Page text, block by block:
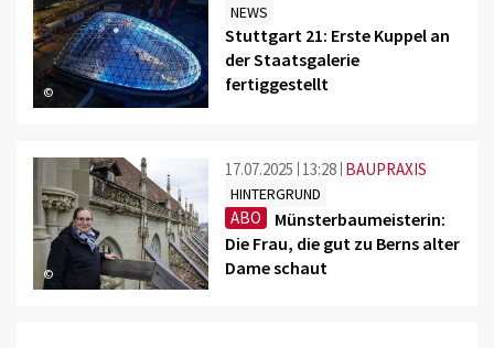
©
NEWS
Stuttgart 21: Erste Kuppel an
der Staatsgalerie
fertiggestellt
©
17.07.2025 13:28 BAUPRAXIS
HINTERGRUND
ABO
Münsterbaumeisterin:
Die Frau, die gut zu Berns alter
Dame schaut